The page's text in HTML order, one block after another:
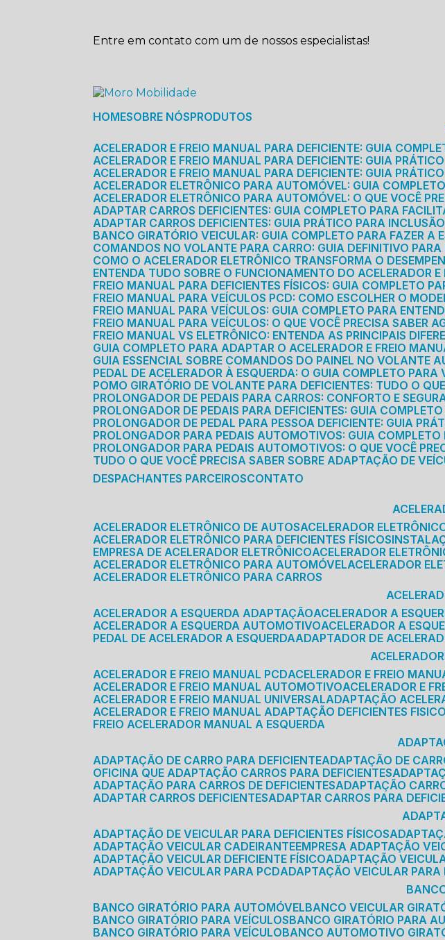
Entre em contato com um de nossos especialistas!
HOME SOBRE NÓS PRODUTOS
ACELERADOR E FREIO MANUAL PARA DEFICIENTE: GUIA
ACELERADOR E FREIO MANUAL PARA DEFICIENTE: GUIA
ACELERADOR E FREIO MANUAL PARA DEFICIENTE: GUIA
ACELERADOR ELETRÔNICO PARA AUTOMÓVEL: GUIA
ACELERADOR ELETRÔNICO PARA AUTOMÓVEL: O QUE VOCÊ
ADAPTAR CARROS DEFICIENTES: GUIA COMPLETO PARA
ADAPTAR CARROS DEFICIENTES: GUIA PRÁTICO PARA INCLUSÃO
BANCO GIRATÓRIO VEICULAR: GUIA COMPLETO PARA FAZER A
COMANDOS NO VOLANTE PARA CARRO: GUIA DEFINITIVO
COMO O ACELERADOR ELETRÔNICO TRANSFORMA O
ENTENDA TUDO SOBRE O FUNCIONAMENTO DO ACELERADOR
FREIO MANUAL PARA DEFICIENTES FÍSICOS: GUIA COMPLETO
FREIO MANUAL PARA VEÍCULOS PCD: COMO ESCOLHER O
FREIO MANUAL PARA VEÍCULOS: GUIA COMPLETO PARA
FREIO MANUAL PARA VEÍCULOS: O QUE VOCÊ PRECISA SABER
FREIO MANUAL VS ELETRÔNICO: ENTENDA AS PRINCIPAIS
GUIA COMPLETO PARA ADAPTAR O ACELERADOR E FREIO
GUIA ESSENCIAL SOBRE COMANDOS DO PAINEL NO VOLANTE
PEDAL DE ACELERADOR À ESQUERDA: O GUIA COMPLETO PARA
POMO GIRATÓRIO DE VOLANTE PARA DEFICIENTES: TUDO O
PROLONGADOR DE PEDAIS PARA CARROS: CONFORTO E
PROLONGADOR DE PEDAIS PARA DEFICIENTES: GUIA
PROLONGADOR DE PEDAL PARA PESSOA DEFICIENTE: GUIA
PROLONGADOR PARA PEDAIS AUTOMOTIVOS: GUIA
PROLONGADOR PARA PEDAIS AUTOMOTIVOS: O QUE VOCÊ
TUDO O QUE VOCÊ PRECISA SABER SOBRE ADAPTAÇÃO DE
DESPACHANTES PARCEIROS
CONTATO
ACELERADOR ELETRÔNICO DE AUTOS ACELERADOR
ACELERADOR ELETRÔNICO PARA DEFICIENTES FÍSICOS
EMPRESA DE ACELERADOR ELETRÔNICO ACELERADOR
ACELERADOR ELETRÔNICO PARA AUTOMÓVEL ACELERADOR
ACELERADOR ELETRÔNICO PARA CARROS
ACELERADOR A ESQUERDA ADAPTAÇÃO ACELERADOR A
ACELERADOR A ESQUERDA AUTOMOTIVO ACELERADOR A
PEDAL DE ACELERADOR A ESQUERDA
ADAPTADOR DE
ACELERADOR E FREIO MANUAL PCD ACELERADOR E FREIO
ACELERADOR E FREIO MANUAL AUTOMOTIVO ACELERADOR E
ACELERADOR E FREIO MANUAL UNIVERSAL
ADAPTAÇÃO
ACELERADOR E FREIO MANUAL ADAPTAÇÃO DEFICIENTES
FREIO ACELERADOR MANUAL A ESQUERDA
ADAPTAÇÃO DE CARRO PARA DEFICIENTE
ADAPTAÇÃO DE
OFICINA QUE ADAPTAÇÃO CARROS PARA DEFICIENTES
ADAPTAÇÃO PARA CARROS DE DEFICIENTES
ADAPTAÇÃO
ADAPTAR CARROS DEFICIENTES
ADAPTAR CARROS PARA
ADAPTAÇÃO DE VEICULAR PARA DEFICIENTES FÍSICOS
ADAPTAÇÃO VEICULAR CADEIRANTE EMPRESA ADAPTAÇÃO
ADAPTAÇÃO VEICULAR DEFICIENTE FÍSICO
ADAPTAÇÃO
ADAPTAÇÃO VEICULAR PARA PCD
ADAPTAÇÃO VEICULAR PARA
BANCO GIRATÓRIO PARA AUTOMÓVEL
BANCO VEICULAR
BANCO GIRATÓRIO PARA VEÍCULOS
BANCO GIRATÓRIO PARA
BANCO GIRATÓRIO PARA VEÍCULO
BANCO AUTOMOTIVO